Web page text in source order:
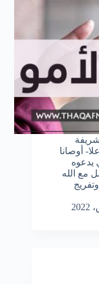
أوصانا
يدعوه
مع الله